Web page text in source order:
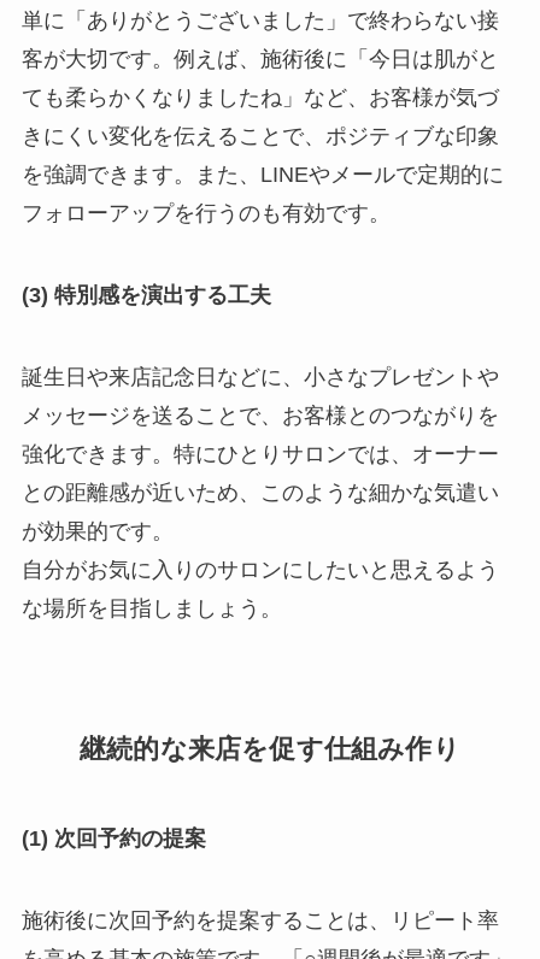
単に「ありがとうございました」で終わらない接
客が大切です。例えば、施術後に「今日は肌がと
ても柔らかくなりましたね」など、お客様が気づ
きにくい変化を伝えることで、ポジティブな印象
を強調できます。また、LINEやメールで定期的に
フォローアップを行うのも有効です。
(3) 特別感を演出する工夫
誕生日や来店記念日などに、小さなプレゼントや
メッセージを送ることで、お客様とのつながりを
強化できます。特にひとりサロンでは、オーナー
との距離感が近いため、このような細かな気遣い
が効果的です。
自分がお気に入りのサロンにしたいと思えるよう
な場所を目指しましょう。
継続的な来店を促す仕組み作り
(1) 次回予約の提案
施術後に次回予約を提案することは、リピート率